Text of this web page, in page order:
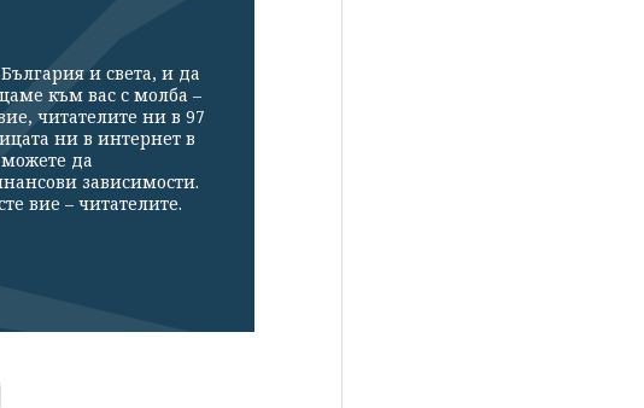
и света, и да
към вас с молба –
читателите ни в 97
ни в интернет в
да
зависимости.
вие – читателите.